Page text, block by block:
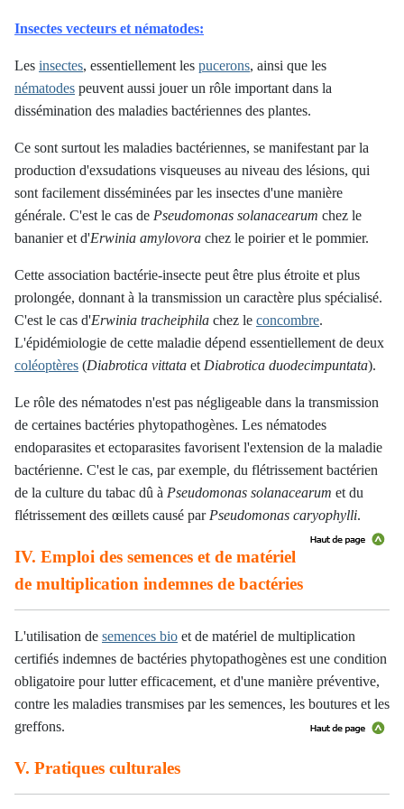
Insectes vecteurs et nématodes:
Les insectes, essentiellement les pucerons, ainsi que les
nématodes peuvent aussi jouer un rôle important dans la
dissémination des maladies bactériennes des plantes.
Ce sont surtout les maladies bactériennes, se manifestant par la
production d'exsudations visqueuses au niveau des lésions, qui
sont facilement disséminées par les insectes d'une manière
générale. C'est le cas de Pseudomonas solanacearum chez le
bananier et d'Erwinia amylovora chez le poirier et le pommier.
Cette association bactérie-insecte peut être plus étroite et plus
prolongée, donnant à la transmission un caractère plus spécialisé.
C'est le cas d'Erwinia tracheiphila chez le concombre.
L'épidémiologie de cette maladie dépend essentiellement de deux
coléoptères (Diabrotica vittata et Diabrotica duodecimpuntata).
Le rôle des nématodes n'est pas négligeable dans la transmission
de certaines bactéries phytopathogènes. Les nématodes
endoparasites et ectoparasites favorisent l'extension de la maladie
bactérienne. C'est le cas, par exemple, du flétrissement bactérien
de la culture du tabac dû à Pseudomonas solanacearum et du
flétrissement des œillets causé par Pseudomonas caryophylli.
IV. Emploi des semences et de matériel
de multiplication indemnes de bactéries
L'utilisation de semences bio et de matériel de multiplication
certifiés indemnes de bactéries phytopathogènes est une condition
obligatoire pour lutter efficacement, et d'une manière préventive,
contre les maladies transmises par les semences, les boutures et les
greffons.
V. Pratiques culturales